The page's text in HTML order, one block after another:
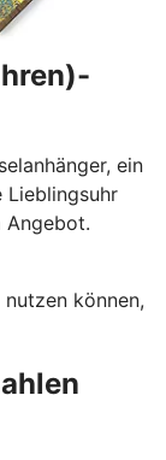
ein
Lieblingsuhr
Angebot.
können,